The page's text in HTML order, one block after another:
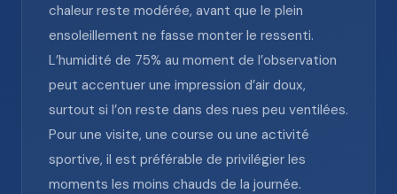
chaleur reste modérée, avant que le plein
ensoleillement ne fasse monter le ressenti.
L’humidité de 75% au moment de l’observation
peut accentuer une impression d’air doux,
surtout si l’on reste dans des rues peu ventilées.
Pour une visite, une course ou une activité
sportive, il est préférable de privilégier les
moments les moins chauds de la journée.